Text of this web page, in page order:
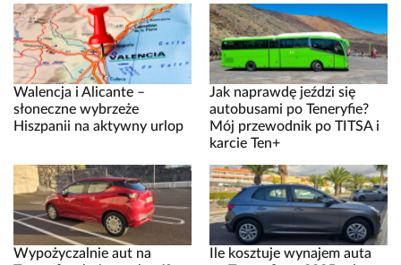
Walencja i Alicante –
słoneczne wybrzeże
Hiszpanii na aktywny urlop
Jak naprawdę jeździ się
autobusami po Teneryfie?
Mój przewodnik po TITSA i
karcie Ten+
Wypożyczalnie aut na
Ile kosztuje wynajem auta